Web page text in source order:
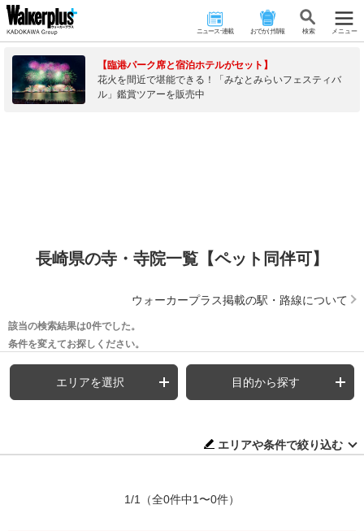
ニュース･連載 おでかけ情報 検 索 メニュー
【臨港パーク席と宿泊ホテルがセット】
花火を間近で堪能できる！「みなとみらいフェスティバ
ル」鑑賞ツアーを販売中
長崎県の寺・寺院一覧【ペット同伴可】
ウォーカープラス掲載の駅・路線について
該当の検索結果は0件でした。
条件を変えてお探しください。
エリアを選択 目的から探す
エリアや条件で絞り込む
1/1 （全0件中1〜0件）